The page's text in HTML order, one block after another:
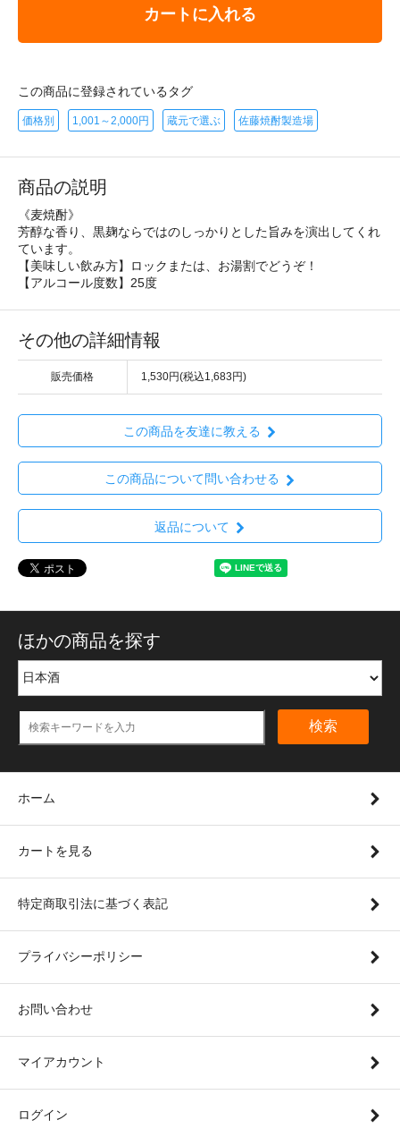
カートに入れる
この商品に登録されているタグ
価格別 1,001～2,000円 蔵元で選ぶ 佐藤焼酎製造場
商品の説明
《麦焼酎》
芳醇な香り、黒麹ならではのしっかりとした旨みを演出してくれ
ています。
【美味しい飲み方】ロックまたは、お湯割でどうぞ！
【アルコール度数】25度
その他の詳細情報
販売価格 1,530円(税込1,683円)
この商品を友達に教える
この商品について問い合わせる
返品について
ほかの商品を探す
検索
ホーム
カートを見る
特定商取引法に基づく表記
プライバシーポリシー
お問い合わせ
マイアカウント
ログイン